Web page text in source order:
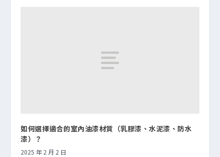
如何選擇適合的室內油漆材質（乳膠漆、水泥漆、防水
漆）？
2025 年 2 月 2 日